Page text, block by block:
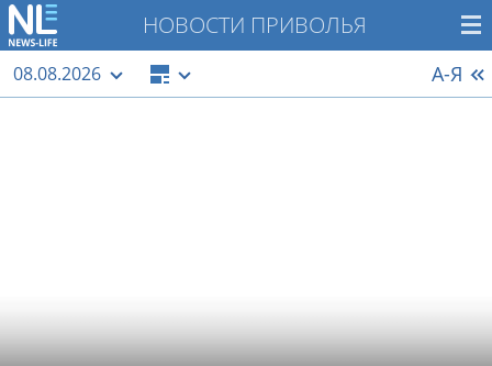
НОВОСТИ ПРИВОЛЬЯ
08.08.2026 А-Я